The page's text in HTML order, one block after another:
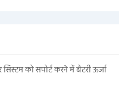
को सपोर्ट करने में बैटरी ऊर्जा